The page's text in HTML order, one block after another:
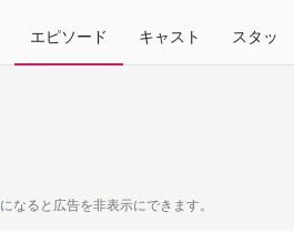
エピソード キャスト スタッフ
になると広告を非表示にできます。